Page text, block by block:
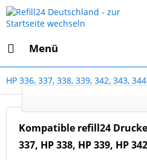
Menü
HP 336, 337, 338, 339, 342, 343, 344
Kompatible refill24
337, HP 338, HP 339, HP